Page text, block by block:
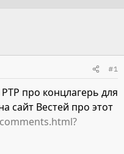
#1
про концлагерь для
сайт Вестей про этот